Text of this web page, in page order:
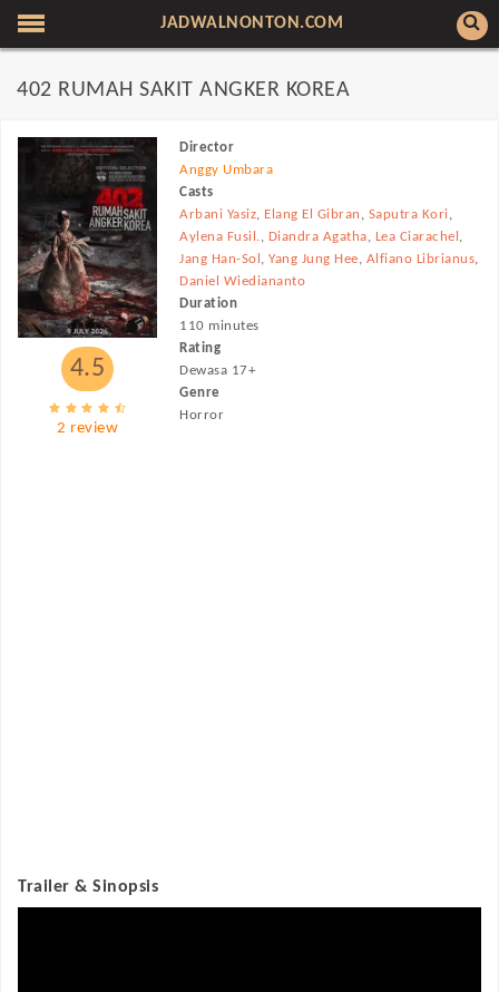
JADWALNONTON.COM
402 RUMAH SAKIT ANGKER KOREA
4.5
2 review
Director
Anggy Umbara
Casts
Arbani Yasiz, Elang El Gibran , Saputra Kori,
Aylena Fusil., Diandra Agatha, Lea Ciarachel ,
Jang Han-Sol ,Yang Jung Hee, Alfiano Librianus,
Daniel Wiediananto
Duration
110 minutes
Rating
Dewasa 17+
Genre
Horror
Trailer & Sinopsis